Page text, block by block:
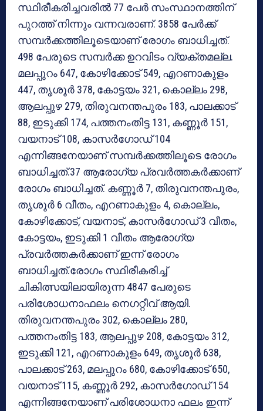
സ്ഥിരീകരിച്ചവരില്‍ 77 പേര്‍ സംസ്ഥാനത്തിന്
പുറത്ത് നിന്നും വന്നവരാണ്. 3858 പേര്‍ക്ക്
സമ്പര്‍ക്കത്തിലൂടെയാണ് രോഗം ബാധിച്ചത്.
498 പേരുടെ സമ്പര്‍ക്ക ഉറവിടം വ്യക്തമല്ല.
മലപ്പുറം 647, കോഴിക്കോട് 549, എറണാകുളം
447, തൃശൂര്‍ 378, കോട്ടയം 321, കൊല്ലം 298,
ആലപ്പുഴ 279, തിരുവനന്തപുരം 183, പാലക്കാട്
88, ഇടുക്കി 174, പത്തനംതിട്ട 131, കണ്ണൂര്‍ 151,
വയനാട് 108, കാസര്‍ഗോഡ് 104
എന്നിങ്ങനേയാണ് സമ്പര്‍ക്കത്തിലൂടെ രോഗം
ബാധിച്ചത്.37 ആരോഗ്യ പ്രവര്‍ത്തകര്‍ക്കാണ്
രോഗം ബാധിച്ചത്. കണ്ണൂര്‍ 7, തിരുവനന്തപുരം,
തൃശൂര്‍ 6 വീതം, എറണാകുളം 4, കൊല്ലം,
കോഴിക്കോട്, വയനാട്, കാസര്‍ഗോഡ് 3 വീതം,
കോട്ടയം, ഇടുക്കി 1 വീതം ആരോഗ്യ
പ്രവര്‍ത്തകര്‍ക്കാണ് ഇന്ന് രോഗം
ബാധിച്ചത്.രോഗം സ്ഥിരീകരിച്ച്
ചികിത്സയിലായിരുന്ന 4847 പേരുടെ
പരിശോധനാഫലം നെഗറ്റീവ് ആയി.
തിരുവനന്തപുരം 302, കൊല്ലം 280,
പത്തനംതിട്ട 183, ആലപ്പുഴ 208, കോട്ടയം 312,
ഇടുക്കി 121, എറണാകുളം 649, തൃശൂര്‍ 638,
പാലക്കാട് 263, മലപ്പുറം 680, കോഴിക്കോട് 650,
വയനാട് 115, കണ്ണൂര്‍ 292, കാസര്‍ഗോഡ് 154
എന്നിങ്ങനേയാണ് പരിശോധനാ ഫലം ഇന്ന്